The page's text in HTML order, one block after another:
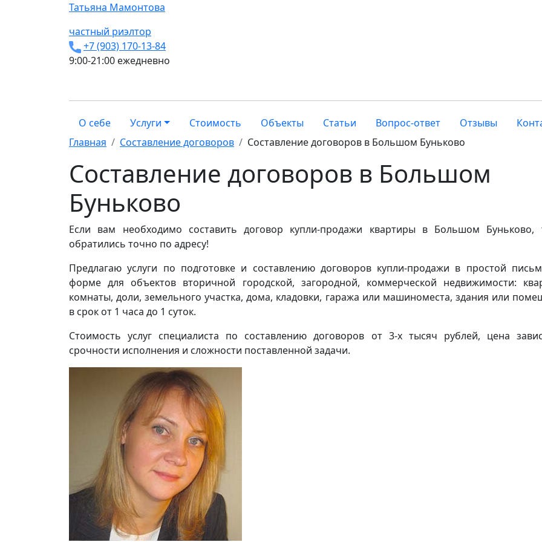
Татьяна Мамонтова
частный риэлтор
+7 (903) 170-13-84
9:00-21:00 ежедневно
О себе Услуги Стоимость Объекты Статьи Вопрос-ответ Отзывы
Главная
Составление договоров Составление договоров в Большом Буньково
Составление договоров в Большом
Буньково
Если вам необходимо составить договор купли-продажи квартиры в Большом
обратились точно по адресу!
Предлагаю услуги по подготовке и составлению договоров купли-продажи в простой
форме для объектов вторичной городской, загородной, коммерческой недвижимости:
комнаты, доли, земельного участка, дома, кладовки, гаража или машиноместа, здания или
в срок от 1 часа до 1 суток.
Стоимость услуг специалиста по составлению договоров от 3-х тысяч рублей, цена
срочности исполнения и сложности поставленной задачи.